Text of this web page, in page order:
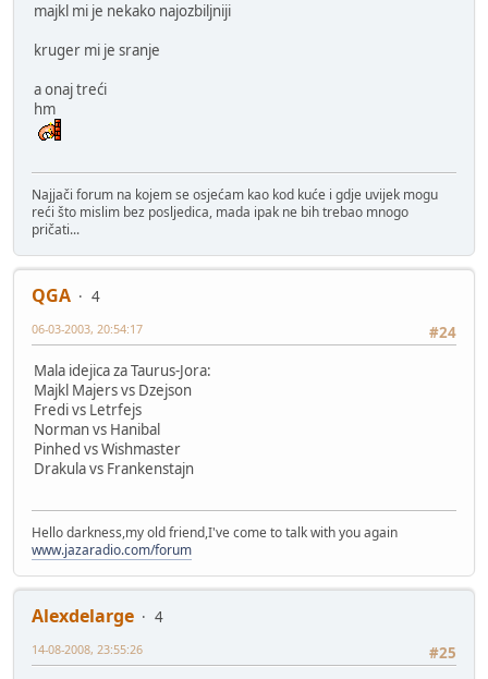
majkl mi je nekako najozbiljniji
kruger mi je sranje
a onaj treći
hm
Najjači forum na kojem se osjećam kao kod kuće i gdje uvijek mogu
reći što mislim bez posljedica, mada ipak ne bih trebao mnogo
pričati...
QGA
4
#24
06-03-2003, 20:54:17
Mala idejica za Taurus-Jora:
Majkl Majers vs Dzejson
Fredi vs Letrfejs
Norman vs Hanibal
Pinhed vs Wishmaster
Drakula vs Frankenstajn
Hello darkness,my old friend,I've come to talk with you again
www.jazaradio.com/forum
Alexdelarge
4
#25
14-08-2008, 23:55:26